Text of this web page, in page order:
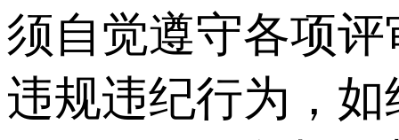
须自觉遵守各项
违规违纪行为，